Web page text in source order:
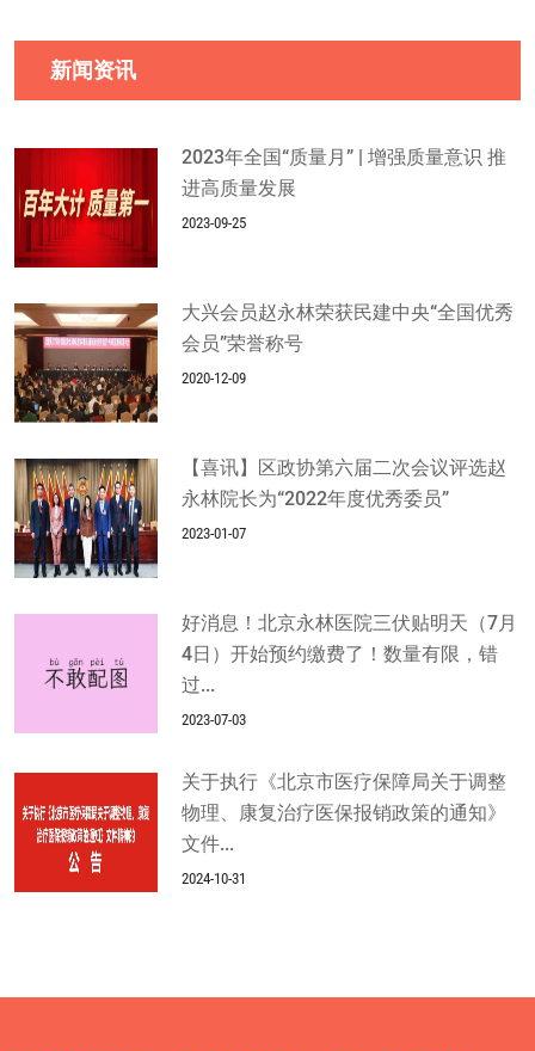
新闻资讯
2023年全国“质量月” | 增强质量意识 推
进高质量发展
2023-09-25
大兴会员赵永林荣获民建中央“全国优秀
会员”荣誉称号
2020-12-09
【喜讯】区政协第六届二次会议评选赵
永林院长为“2022年度优秀委员”
2023-01-07
好消息！北京永林医院三伏贴明天（7月
4日）开始预约缴费了！数量有限，错
过...
2023-07-03
关于执行《北京市医疗保障局关于调整
物理、康复治疗医保报销政策的通知》
文件...
2024-10-31